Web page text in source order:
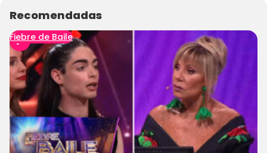
Recomendadas
Fiebre de Baile